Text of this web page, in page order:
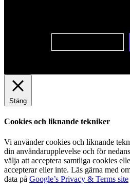
Stäng
Cookies och liknande tekniker
Vi använder cookies och liknande
din användarupplevelse och för
välja att acceptera samtliga cookies
accepterar eller inte. Läs gärna med
data på Google’s Privacy & Terms site